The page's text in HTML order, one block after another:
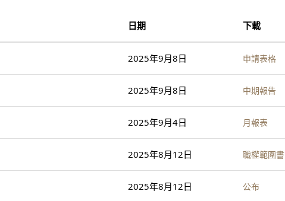
日期 下載
2025年9月8日 申請表格
2025年9月8日 中期報告
2025年9月4日 月報表
2025年8月12日 職權範圍書
2025年8月12日 公布